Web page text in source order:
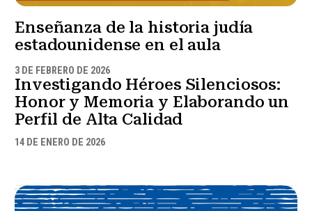
Enseñanza de la historia judía
estadounidense en el aula
3 DE FEBRERO DE 2026
Investigando Héroes Silenciosos:
Honor y Memoria y Elaborando un
Perfil de Alta Calidad
14 DE ENERO DE 2026